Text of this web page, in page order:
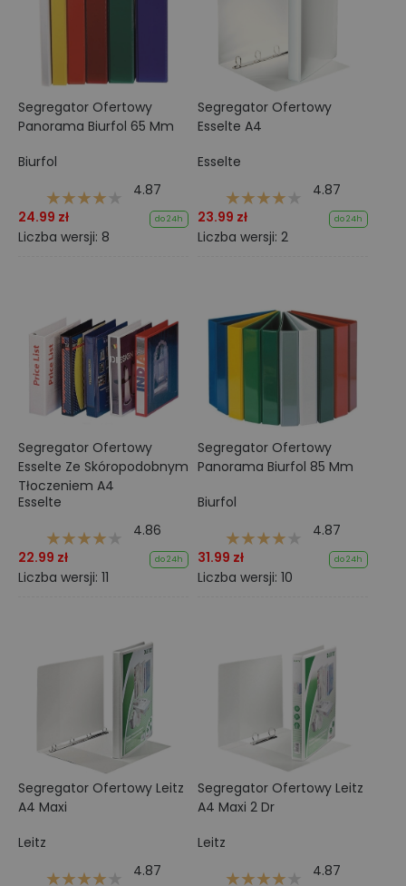
Segregator Ofertowy
Panorama Biurfol 65 Mm
Biurfol
4.87
24.99 zł
do 24h
Liczba wersji: 8
Segregator Ofertowy
Esselte A4
Esselte
4.87
23.99 zł
do 24h
Liczba wersji: 2
Segregator Ofertowy
Esselte Ze Skóropodobnym
Tłoczeniem A4
Esselte
4.86
22.99 zł
do 24h
Liczba wersji: 11
Segregator Ofertowy
Panorama Biurfol 85 Mm
Biurfol
4.87
31.99 zł
do 24h
Liczba wersji: 10
Segregator Ofertowy Leitz
A4 Maxi
Leitz
4.87
Segregator Ofertowy Leitz
A4 Maxi 2 Dr
Leitz
4.87